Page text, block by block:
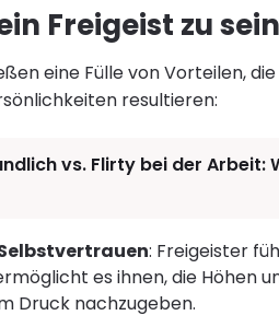
Freigeist zu sein
eine Fülle von Vorteilen,
resultieren:
vs. Flirty bei der Arbeit:
: Freigeister
es ihnen, die Höhen
Druck nachzugeben.